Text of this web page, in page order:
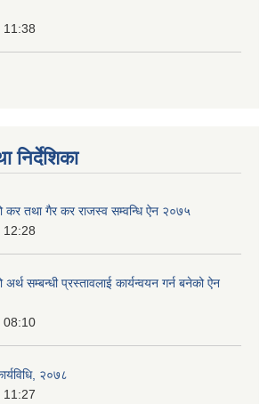
11:38
कर तथा गैर कर राजस्व सम्वन्धि ऐन २०७५
12:28
सम्बन्धी प्रस्तावलाई कार्यन्वयन गर्न बनेको ऐन
08:10
२०७८
11:27